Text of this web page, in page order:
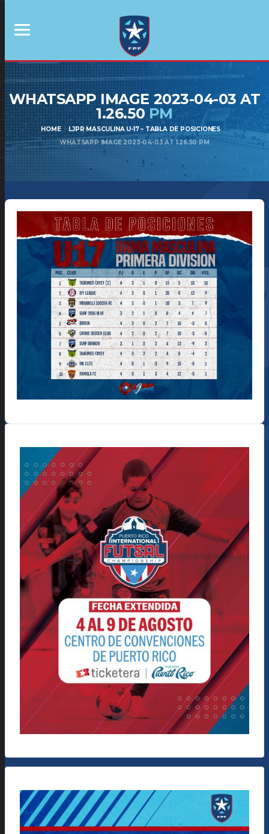
WHATSAPP IMAGE 2023-04-03 AT
1.26.50PM
HOME
LJPR MASCULINA U-17 – TABLA DE POSICIONES
WHATSAPP IMAGE 2023-04-03 AT 1.26.50 PM